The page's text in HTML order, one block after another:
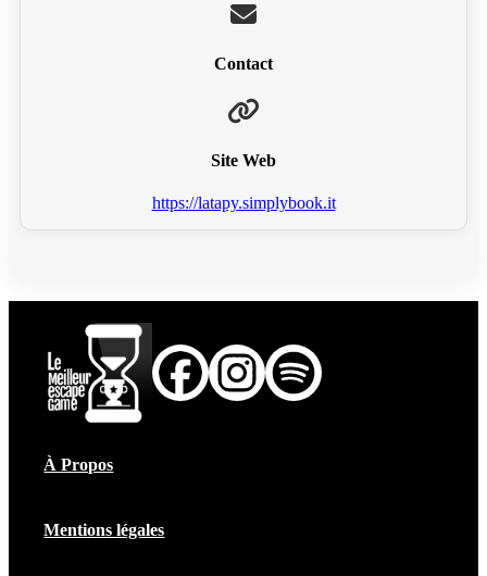
Contact
Site Web
https://latapy.simplybook.it
À Propos
Mentions légales